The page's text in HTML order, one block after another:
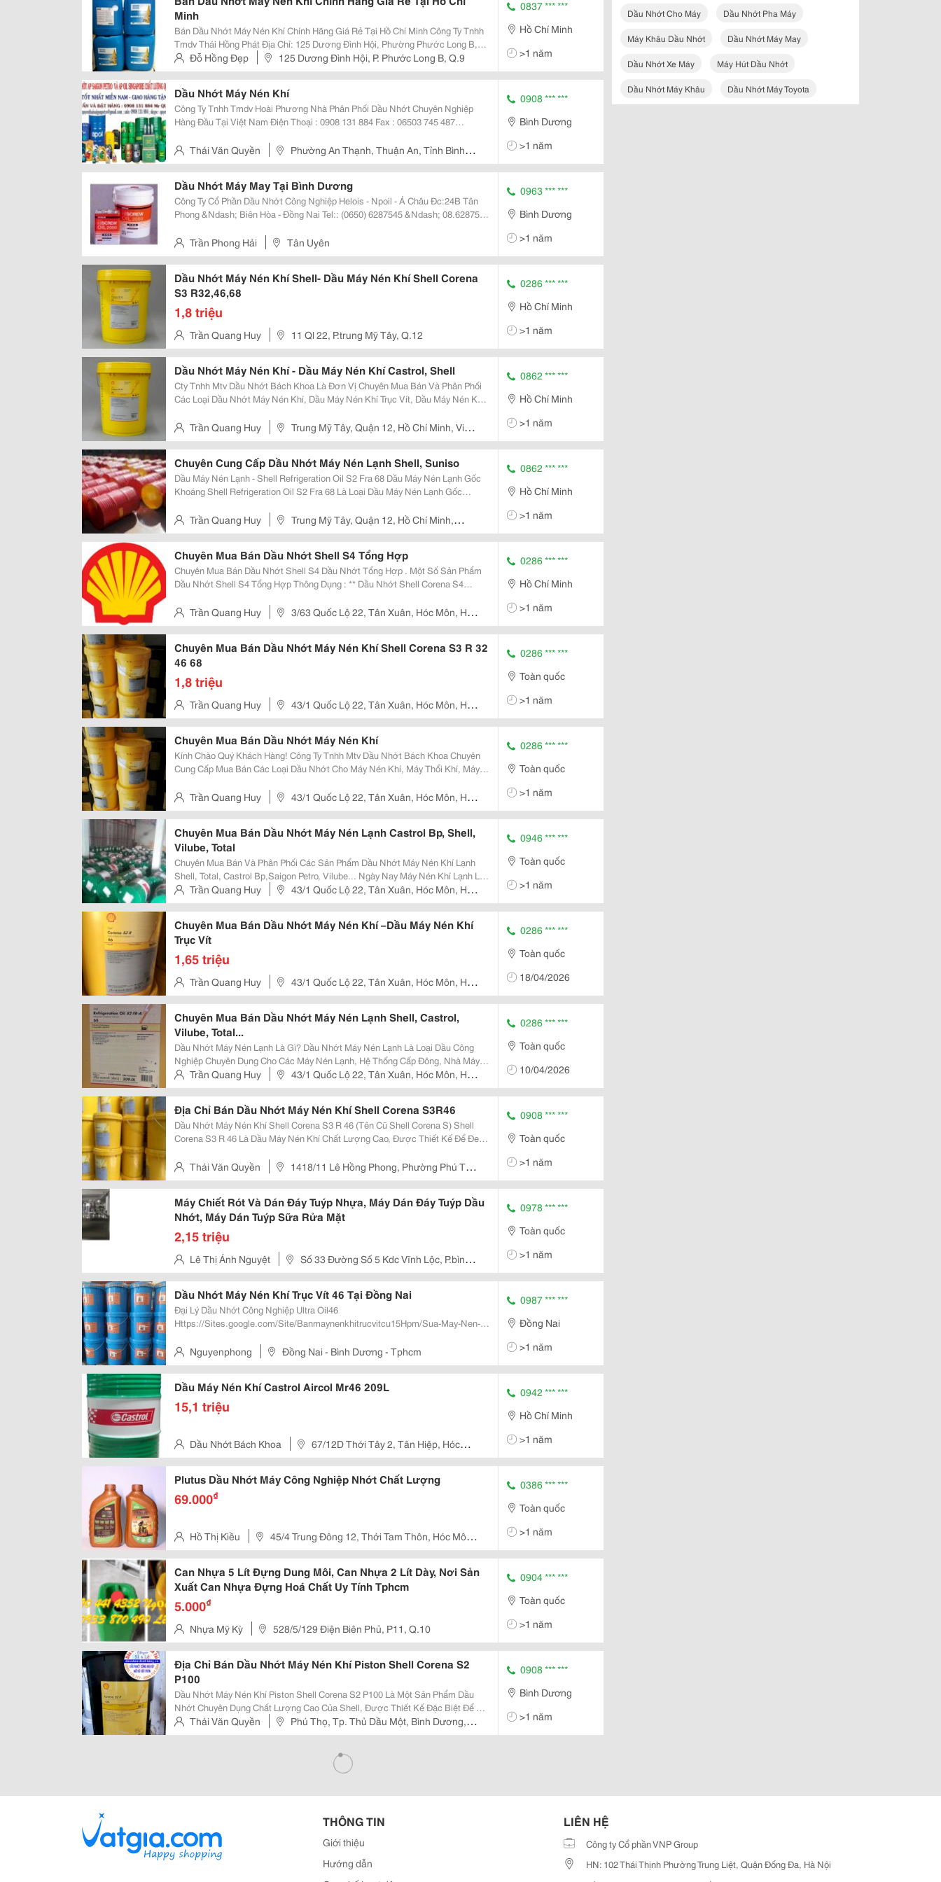
Minh
Bán Dầu Nhớt Máy Nén Khí Chính Hãng Giá Rẻ Tại Hồ Chí Minh Công Ty Tnhh
Tmdv Thái Hồng Phát Địa Chỉ: 125 Dương Đình Hội, Phường Phước Long B,
Quận 9, Tp.hcm Điện Thoại : 08.37271786 Hotline: 0902760468 Wedsite:
Www.maycongn
Đỗ Hồng Đẹp 125 Dương Đình Hội, P. Phước Long B, Q.9
0837 *** ***
Hồ Chí Minh
>1 năm
Dầu Nhớt Máy Nén Khí
Công Ty Tnhh Tmdv Hoài Phương Nhà Phân Phối Dầu Nhớt Chuyên Nghiệp
Hàng Đầu Tại Việt Nam Điện Thoại : 0908 131 884 Fax : 06503 745 487
Năm 2008 Tại Tỉnh Bình Dương. C
Thái Văn Quyền
Phường An Thạnh, Thuận An, Tỉnh Bình
Dương
0908 *** ***
Bình Dương
>1 năm
Dầu Nhớt Máy May Tại Bình Dương
Công Ty Cổ Phần Dầu Nhớt Công Nghiệp Helois - Npoil - Á Châu Đc:24B Tân
Phong &Ndash; Biên Hòa - Đồng Nai Tel:: (0650) 6287545 &Ndash; 08.6287545
Cơ Sở 3 : 52 &Ndash; A
Trần Phong Hải Tân Uyên
0963 *** ***
Bình Dương
>1 năm
Dầu Nhớt Máy Nén Khí Shell- Dầu Máy Nén Khí Shell Corena
S3 R32,46,68
1,8 triệu
Trần Quang Huy 11 Ql 22, P.trung Mỹ Tây, Q.12
0286 *** ***
Hồ Chí Minh
>1 năm
Dầu Nhớt Máy Nén Khí - Dầu Máy Nén Khí Castrol, Shell
Cty Tnhh Mtv Dầu Nhớt Bách Khoa Là Đơn Vị Chuyên Mua Bán Và Phân Phối
Các Loại Dầu Nhớt Máy Nén Khí, Dầu Máy Nén Khí Trục Vít, Dầu Máy Nén Khí
Castrol Aircol Mr Castrol
Trần Quang Huy
Trung Mỹ Tây, Quận 12, Hồ Chí Minh, Việt
Nam
0862 *** ***
Hồ Chí Minh
>1 năm
Chuyên Cung Cấp Dầu Nhớt Máy Nén Lạnh Shell, Suniso
Dầu Máy Nén Lạnh - Shell Refrigeration Oil S2 Fra 68 Dầu Máy Nén Lạnh Gốc
Khoáng Shell Refrigeration Oil S2 Fra 68 Là Loại Dầu Máy Nén Lạnh Gốc
Hợp Bôi Trơn Cho Các Máy Nén Lạ
Trần Quang Huy
Trung Mỹ Tây, Quận 12, Hồ Chí Minh,
Vietnam
0862 *** ***
Hồ Chí Minh
>1 năm
Chuyên Mua Bán Dầu Nhớt Shell S4 Tổng Hợp
Chuyên Mua Bán Dầu Nhớt Shell S4 Dầu Nhớt Tổng Hợp . Một Số Sản Phẩm
Dầu Nhớt Shell S4 Tổng Hợp Thông Dụng : ** Dầu Nhớt Shell Corena S4
Corena S4 P68 - Shell Cor
Trần Quang Huy
3/63 Quốc Lộ 22, Tân Xuân, Hóc Môn, Hồ
Chí Minh, Vietnam
0286 *** ***
Hồ Chí Minh
>1 năm
Chuyên Mua Bán Dầu Nhớt Máy Nén Khí Shell Corena S3 R 32
46 68
1,8 triệu
Trần Quang Huy
43/1 Quốc Lộ 22, Tân Xuân, Hóc Môn, Hồ
Chí Minh, Vietnam
0286 *** ***
Toàn quốc
>1 năm
Chuyên Mua Bán Dầu Nhớt Máy Nén Khí
Kính Chào Quý Khách Hàng! Công Ty Tnhh Mtv Dầu Nhớt Bách Khoa Chuyên
Cung Cấp Mua Bán Các Loại Dầu Nhớt Cho Máy Nén Khí, Máy Thổi Khí, Máy
Máy Nén Khí, Máy Thổi Khí,Máy Bơm Châ
Trần Quang Huy
43/1 Quốc Lộ 22, Tân Xuân, Hóc Môn, Hồ
Chí Minh, Vietnam
0286 *** ***
Toàn quốc
>1 năm
Chuyên Mua Bán Dầu Nhớt Máy Nén Lạnh Castrol Bp, Shell,
Vilube, Total
Chuyên Mua Bán Và Phân Phối Các Sản Phẩm Dầu Nhớt Máy Nén Khí Lạnh
Shell, Total, Castrol Bp,Saigon Petro, Vilube... Ngày Nay Máy Nén Khí Lạnh Là
Thiết Bị Không Thể Thiếu, Nó Là Thiết Bị Quan Trọng Đáp Ứng Cho Việc Điều
Hòa Không Khí Và Trong Các N
Trần Quang Huy
43/1 Quốc Lộ 22, Tân Xuân, Hóc Môn, Hồ
Chí Minh, Vietnam
0946 *** ***
Toàn quốc
>1 năm
Chuyên Mua Bán Dầu Nhớt Máy Nén Khí –Dầu Máy Nén Khí
Trục Vít
1,65 triệu
Trần Quang Huy
43/1 Quốc Lộ 22, Tân Xuân, Hóc Môn, Hồ
Chí Minh, Vietnam
0286 *** ***
Toàn quốc
18/04/2026
Chuyên Mua Bán Dầu Nhớt Máy Nén Lạnh Shell, Castrol,
Vilube, Total...
Dầu Nhớt Máy Nén Lạnh Là Gì? Dầu Nhớt Máy Nén Lạnh Là Loại Dầu Công
Nghiệp Chuyên Dụng Cho Các Máy Nén Lạnh, Hệ Thống Cấp Đông, Nhà Máy
Làm Nước Đá, Hệ Thống Sân Băng, Tạo Tuyết, Điều Hòa Công Nghiệp, Máy
Làm Lạnh Công Nghiệp. Trong Máy Nén...
Trần Quang Huy
43/1 Quốc Lộ 22, Tân Xuân, Hóc Môn, Hồ
Chí Minh, Vietnam
0286 *** ***
Toàn quốc
10/04/2026
Địa Chỉ Bán Dầu Nhớt Máy Nén Khí Shell Corena S3R46
Dầu Nhớt Máy Nén Khí Shell Corena S3 R 46 (Tên Cũ Shell Corena S) Shell
Corena S3 R 46 Là Dầu Máy Nén Khí Chất Lượng Cao, Được Thiết Kế Để Đem
Nén Kiểu Cánh Gạt. Dầu Này Sử...
Thái Văn Quyền
1418/11 Lê Hồng Phong, Phường Phú Thọ,
Thủ Dầu Một , Bình Dương, Việt Nam
0908 *** ***
Toàn quốc
>1 năm
Máy Chiết Rót Và Dán Đáy Tuýp Nhựa, Máy Dán Đáy Tuýp Dầu
Nhớt, Máy Dán Tuýp Sữa Rửa Mặt
2,15 triệu
Lê Thị Ánh Nguyệt
Số 33 Đường Số 5 Kdc Vĩnh Lộc, P.bình
Hưng Hòa B, Q.bình Tân, Hcm
0978 *** ***
Toàn quốc
>1 năm
Dầu Nhớt Máy Nén Khí Trục Vít 46 Tại Đồng Nai
Đại Lý Dầu Nhớt Công Nghiệp Ultra Oil46
Https://Sites.google.com/Site/Banmaynenkhitrucvitcu15Hpm/Sua-May-Nen-
Biên Hòa &Ndash; Đồng Nai Tel:: (0650) 6287545 &Ndash; 08.6287545...
Nguyenphong Đồng Nai - Bình Dương - Tphcm
0987 *** ***
Đồng Nai
>1 năm
Dầu Máy Nén Khí Castrol Aircol Mr46 209L
15,1 triệu
Dầu Nhớt Bách Khoa
67/12D Thới Tây 2, Tân Hiệp, Hóc
Môn , Tphcm
0942 *** ***
Hồ Chí Minh
>1 năm
Plutus Dầu Nhớt Máy Công Nghiệp Nhớt Chất Lượng
69.000₫
Hồ Thị Kiều
45/4 Trung Đông 12, Thới Tam Thôn, Hóc Môn,
0386 884598
0386 *** ***
Toàn quốc
>1 năm
Can Nhựa 5 Lít Đựng Dung Môi, Can Nhựa 2 Lít Dày, Nơi Sản
Xuất Can Nhựa Đựng Hoá Chất Uy Tính Tphcm
5.000₫
Nhựa Mỹ Kỳ 528/5/129 Điện Biên Phủ, P11, Q.10
0904 *** ***
Toàn quốc
>1 năm
Địa Chỉ Bán Dầu Nhớt Máy Nén Khí Piston Shell Corena S2
P100
Dầu Nhớt Máy Nén Khí Piston Shell Corena S2 P100 Là Một Sản Phẩm Dầu
Nhớt Chuyên Dụng Chất Lượng Cao Của Shell, Được Thiết Kế Đặc Biệt Để Bôi
Trơn Các Máy Nén Khí Piston (Kiểu Tịnh Tiến) Hoạt Động Ở Áp Suất Cao Và
Nhiệt Độ Khí Xả Có Thể Lên Đến...
Thái Văn Quyền
Phú Thọ, Tp. Thủ Dầu Một, Bình Dương,
Việt Nam
0908 *** ***
Bình Dương
>1 năm
Dầu Nhớt Cho Máy Dầu Nhớt Pha Máy
Máy Khâu Dầu Nhớt Dầu Nhớt Máy May
Dầu Nhớt Xe Máy Máy Hút Dầu Nhớt
Dầu Nhớt Máy Khâu Dầu Nhớt Máy Toyota
THÔNG TIN
Giới thiệu
Hướng dẫn
LIÊN HỆ
Công ty Cổ phần VNP Group
HN: 102 Thái Thịnh Phường Trung Liệt, Quận Đống Đa, Hà Nội